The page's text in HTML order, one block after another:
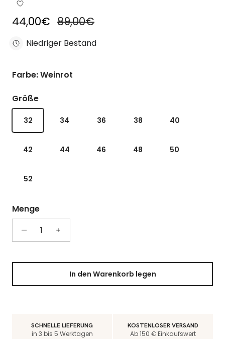
Reduzierter Preis
44,00€ Regulärer Preis
89,00€
Niedriger Bestand
Farbe: Weinrot
Größe
32 34 36 38 40
42 44 46 48 50
52
Menge
In den Warenkorb legen
SCHNELLE LIEFERUNG
in 3 bis 5 Werktagen
KOSTENLOSER VERSAND
Ab 150 € Einkaufswert